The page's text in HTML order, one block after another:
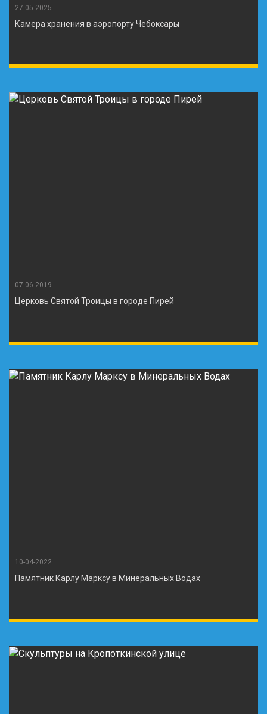
27-05-2025
Камера хранения в аэропорту Чебоксары
07-06-2019
Церковь Святой Троицы в городе Пирей
10-04-2022
Памятник Карлу Марксу в Минеральных Водах